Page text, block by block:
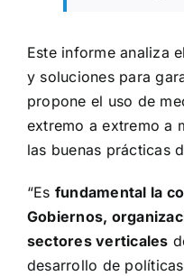
Este informe analiza
y soluciones para
propone el uso de
extremo a extremo a
las buenas prácticas
“Es fundamental la
Gobiernos,
sectores verticales
desarrollo de